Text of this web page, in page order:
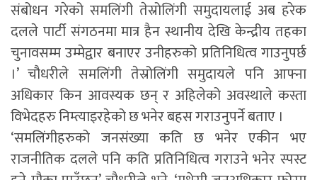
संबोधन गरेको समलिंगी तेस्रोलिंगी समुदायलाई अब हरेक
दलले पार्टी संगठनमा मात्र हैन स्थानीय देखि केन्द्रीय तहका
चुनावसम्म उम्मेद्वार बनाएर उनीहरुको प्रतिनिधित्व गाउनुपर्छ
।’ चौधरीले समलिंगी तेस्रोलिंगी समुदायले पनि आफ्ना
अधिकार किन आवस्यक छन् र अहिलेको अवस्थाले कस्ता
विभेदहरु निम्त्याइरहेको छ भनेर बहस गराउनुपर्ने बताए ।
‘समलिंगीहरुको जनसंख्या कति छ भनेर एकीन भए
राजनीतिक दलले पनि कति प्रतिनिधित्व गराउने भनेर स्पस्ट